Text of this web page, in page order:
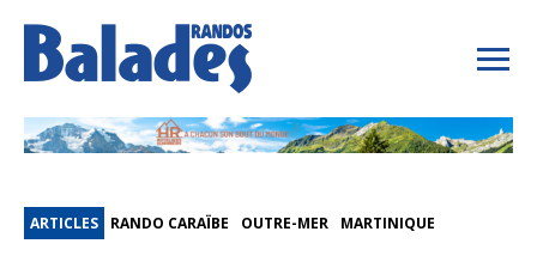
ARTICLES RANDO CARAÏBE OUTRE-MER MARTINIQUE